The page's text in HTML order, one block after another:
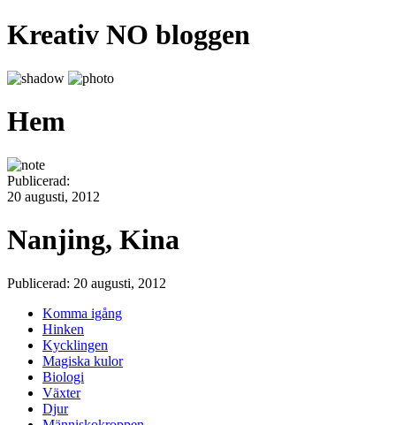
Kreativ NO bloggen
Hem
Publicerad:
20 augusti, 2012
Nanjing, Kina
Publicerad: 20 augusti, 2012
Komma igång
Hinken
Kycklingen
Magiska kulor
Biologi
Växter
Djur